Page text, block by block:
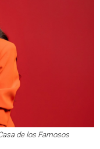
de los Famosos